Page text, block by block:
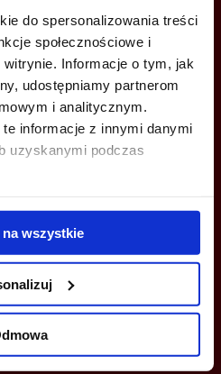
do spersonalizowania treści
społecznościowe i
Informacje o tym, jak
udostępniamy partnerom
i analitycznym.
informacje z innymi danymi
uzyskanymi podczas
wszystkie
A MY SKONTAKTUJEMY SIĘ
Wyślij